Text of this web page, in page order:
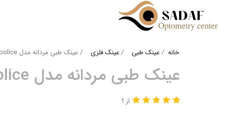
خانه عینک طبی عینک فلزی عینک طبی مردانه مدل police کد۱۴۱۹
عینک طبی مردانه مدل police کد۱۴۱۹
از 1